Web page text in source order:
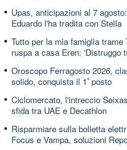
Upas, anticipazioni al 7
Eduardo l'ha tradita con Stella
Tutto per la mia famiglia
ruspa a casa Eren: 'Distruggo
Oroscopo Ferragosto 2026,
solido, conquista il 1ﾟposto
Ciclomercato, l'intreccio
sfida tra UAE e Decathlon
Risparmiare sulla bolletta
Focus e Vampa, soluzioni